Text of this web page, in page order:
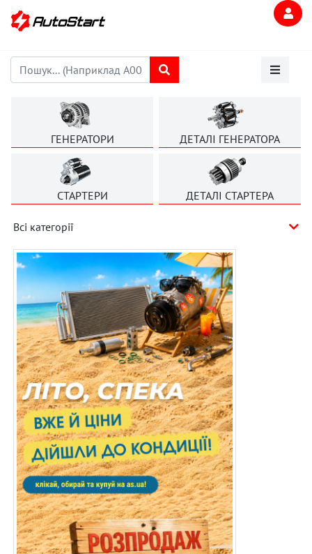
ГЕНЕРАТОРИ ДЕТАЛІ ГЕНЕРАТОРА
СТАРТЕРИ ДЕТАЛІ СТАРТЕРА
Всі категорії